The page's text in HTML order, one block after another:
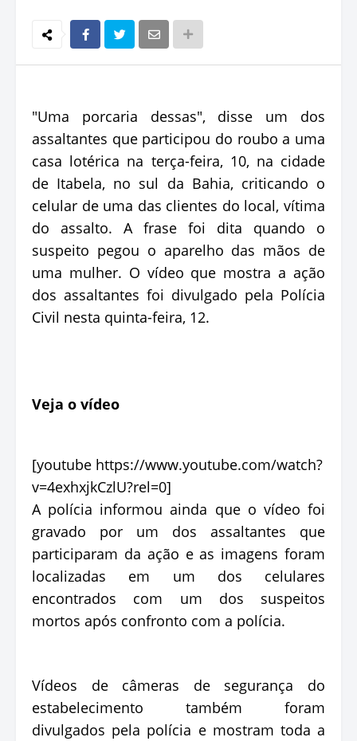
"Uma porcaria dessas", disse um dos
assaltantes que participou do roubo a uma
casa lotérica na terça-feira, 10, na cidade
de Itabela, no sul da Bahia, criticando o
celular de uma das clientes do local, vítima
do assalto. A frase foi dita quando o
suspeito pegou o aparelho das mãos de
uma mulher. O vídeo que mostra a ação
dos assaltantes foi divulgado pela Polícia
Civil nesta quinta-feira, 12.
Veja o vídeo
[youtube https://www.youtube.com/watch?
v=4exhxjkCzlU?rel=0]
A polícia informou ainda que o vídeo foi
gravado por um dos assaltantes que
participaram da ação e as imagens foram
localizadas em um dos celulares
encontrados com um dos suspeitos
mortos após confronto com a polícia.
Vídeos de câmeras de segurança do
estabelecimento também foram
divulgados pela polícia e mostram toda a